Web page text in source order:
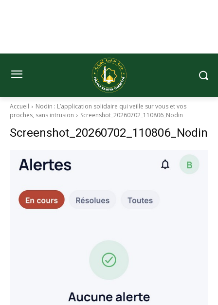
Accueil
Nodin : L’application solidaire qui veille sur vous et vos
proches, sans intrusion
Screenshot_20260702_110806_Nodin
Screenshot_20260702_110806_Nodin